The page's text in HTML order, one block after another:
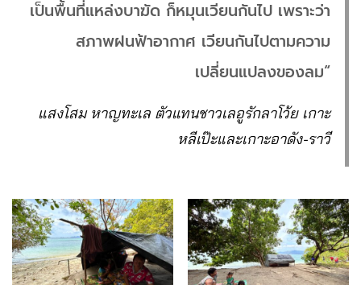
เป็นพื้นที่แหล่งบาฆัด ก็หมุนเวียนกันไป เพราะว่า
สภาพฝนฟ้าอากาศ เวียนกันไปตามความ
เปลี่ยนแปลงของลม“
แสงโสม หาญทะเล ตัวแทนชาวเลอูรักลาโว้ย เกาะ
หลีเป๊ะและเกาะอาดัง-ราวี